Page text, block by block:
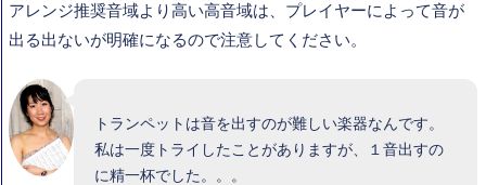
アレンジ推奨音域より高い高音域は、プレイヤーによって音が
出る出ないが明確になるので注意してください。
トランペットは音を出すのが難しい楽器なんです。
私は一度トライしたことがありますが、１音出すの
に精一杯でした。。。